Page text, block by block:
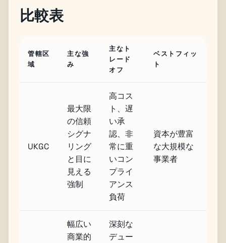
比較表
管轄区
域
主な強
み
主なト
レード
オフ
ベストフィッ
ト
UKGC
最大限
の信頼
シグナ
リング
と目に
見える
強制
高コス
ト、遅
い承
認、非
常に重
いコン
プライ
アンス
負荷
資本が豊富
な大規模な
事業者
幅広い
商業的
深刻な
デュー